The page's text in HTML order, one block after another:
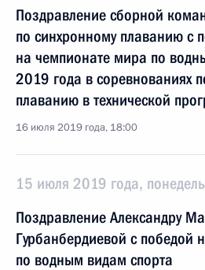
Поздравление сборной
по синхронному плаванию с
на чемпионате мира по
2019 года в соревнованиях
плаванию в технической
16 июля 2019 года, 18:00
15 июля 2019 года,
Поздравление Александру
Гурбанбердиевой с победой
по водным видам спорта